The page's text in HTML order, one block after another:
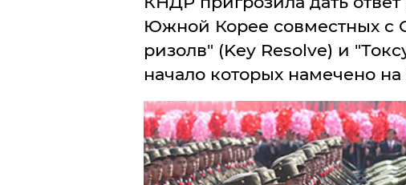
Южной Корее совместных
ризолв" (Key Resolve) и
начало которых намечено на